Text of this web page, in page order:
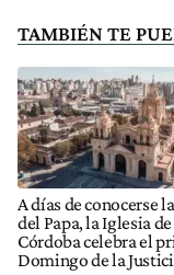
TAMBIÉN TE
A días de conocerse
del Papa, la Iglesia de
Córdoba celebra el
Domingo de la